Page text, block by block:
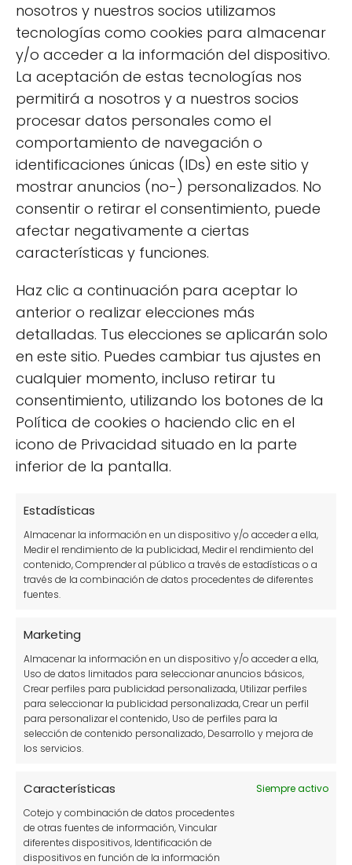
nosotros y nuestros socios utilizamos
tecnologías como cookies para almacenar
y/o acceder a la información del dispositivo.
La aceptación de estas tecnologías nos
permitirá a nosotros y a nuestros socios
procesar datos personales como el
comportamiento de navegación o
identificaciones únicas (IDs) en este sitio y
mostrar anuncios (no-) personalizados. No
consentir o retirar el consentimiento, puede
afectar negativamente a ciertas
características y funciones.
Haz clic a continuación para aceptar lo
anterior o realizar elecciones más
detalladas. Tus elecciones se aplicarán solo
en este sitio. Puedes cambiar tus ajustes en
cualquier momento, incluso retirar tu
consentimiento, utilizando los botones de la
Política de cookies o haciendo clic en el
icono de Privacidad situado en la parte
inferior de la pantalla.
Estadísticas
Almacenar la información en un dispositivo y/o acceder a ella,
Medir el rendimiento de la publicidad, Medir el rendimiento del
contenido, Comprender al público a través de estadísticas o a
través de la combinación de datos procedentes de diferentes
fuentes.
Marketing
Almacenar la información en un dispositivo y/o acceder a ella,
Uso de datos limitados para seleccionar anuncios básicos,
Crear perfiles para publicidad personalizada, Utilizar perfiles
para seleccionar la publicidad personalizada, Crear un perfil
para personalizar el contenido, Uso de perfiles para la
selección de contenido personalizado, Desarrollo y mejora de
los servicios.
Características
Siempre activo
Cotejo y combinación de datos procedentes
de otras fuentes de información, Vincular
diferentes dispositivos, Identificación de
dispositivos en función de la información
Síguenos
Más popular
11 beneficios de tener un huerto y disfrutar de él
Plantas en agua sin tierra: guía de cultivo y
cuidados
11 cultivos hidropónicos perfectos para tu huerto
basado en la hidroponía
10 cultivos para comenzar con tu huerto urbano
Cómo hacer semilleros caseros de forma sencilla
¿Por qué salen hongos en las plantas? Síntomas,
prevención y tratamientos
Cómo cultivar un olivo en maceta y no morir en el
intento
Cómo Plantar Pepinos en Vertical: Guía para
Cosechas Gigantes
Tomate azul o tomate morado: características y
Herbicida casero, natural y ecológico para acabar
con las malas hierbas
Categorías
Consejos de jardinería.
Construcción de estructuras
Cuidado de plantas
Cultivos en vertical
Decoración de jardines
Flores